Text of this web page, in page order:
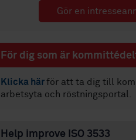
Gör en
För dig som är
Klicka härför att ta dig till
arbetsyta och röstningsportal.
Help improve ISO 3533